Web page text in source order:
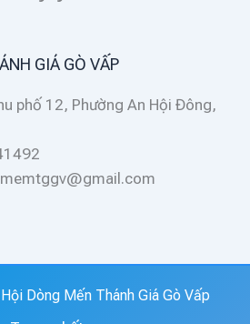
GIÁ GÒ VẤP
phố 12, Phường An Hội Đông,
Dòng Mến Thánh Giá Gò Vấp